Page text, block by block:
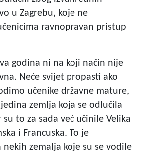
u Zagrebu, koje ne
ravnopravan pristup
godina ni na koji način nije
Neće svijet propasti ako
učenike državne mature,
zemlja koja se odlučila
to za sada već učinile Velika
i Francuska. To je
zemalja koje su se vodile